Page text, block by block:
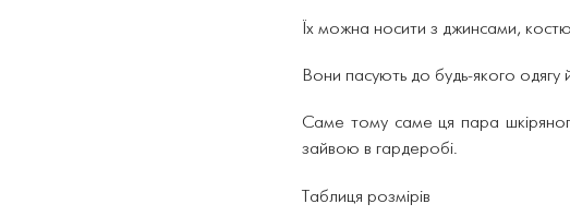
Їх можна носити з джинсами,
Вони пасують до будь-якого одягу
Саме тому саме ця пара
зайвою в гардеробі.
Таблиця розмірів